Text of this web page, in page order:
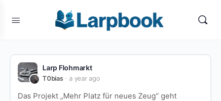
Larp Flohmarkt
T0bias a year ago
Das Projekt „Mehr Platz für neues Zeug“ geht